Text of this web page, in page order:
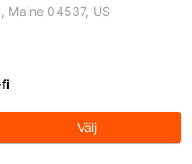
Maine 04537, US
Välj